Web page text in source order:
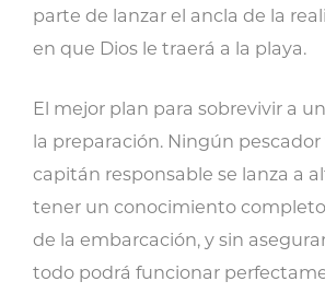
parte de lanzar el ancla de la
en que Dios le traerá a la playa.
El mejor plan para sobrevivir a
la preparación. Ningún
capitán responsable se lanza a
tener un conocimiento
de la embarcación, y sin
todo podrá funcionar